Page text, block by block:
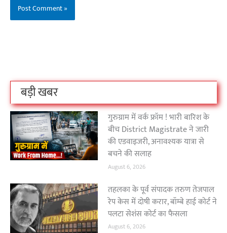
बड़ी खबर
गुरुग्राम में वर्क फ्रॉम ! भारी बारिश के
बीच District Magistrate ने जारी
की एडवाइजरी, अनावश्यक यात्रा से
बचने की सलाह
August 6, 2026
तहलका के पूर्व संपादक तरुण तेजपाल
रेप केस में दोषी करार, बॉम्बे हाई कोर्ट ने
पलटा सेशंस कोर्ट का फैसला
August 6, 2026